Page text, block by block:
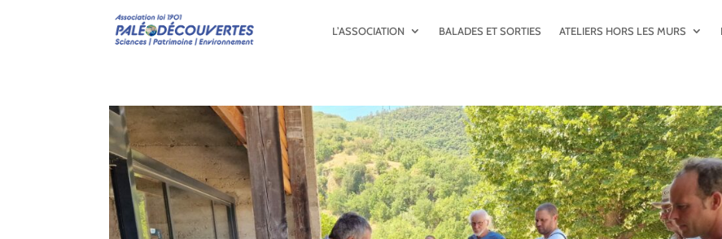
L’ASSOCIATION BALADES ET SORTIES ATELIERS HORS LES MURS